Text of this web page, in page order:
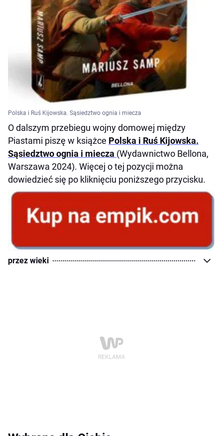
Polska i Ruś Kijowska. Sąsiedztwo ognia i miecza
O dalszym przebiegu wojny domowej między
Piastami piszę w książce Polska i Ruś Kijowska.
Sąsiedztwo ognia i miecza (Wydawnictwo Bellona,
Warszawa 2024). Więcej o tej pozycji można
dowiedzieć się po kliknięciu poniższego przycisku.
przez wieki